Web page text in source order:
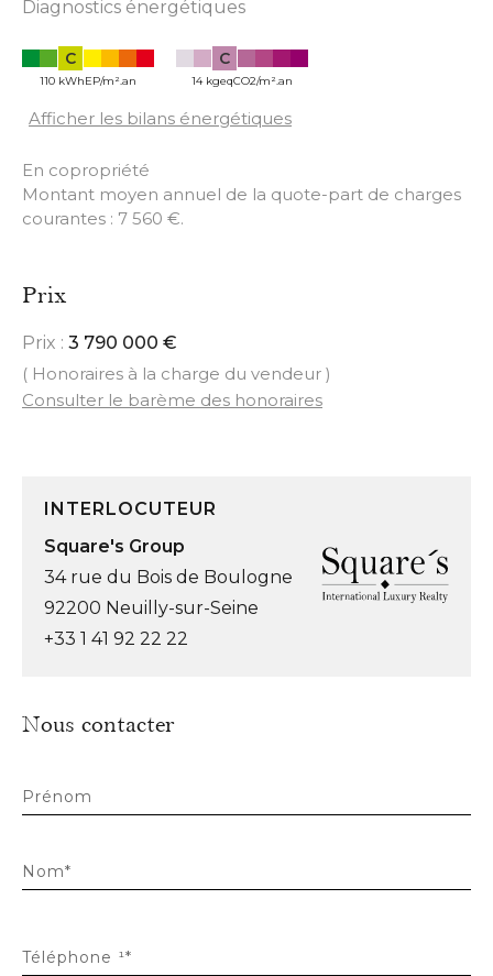
Diagnostics énergétiques
C
110 kWhEP/m².an
C
14 kgeqCO2/m².an
Afficher les bilans énergétiques
En copropriété
Montant moyen annuel de la quote-part de charges
courantes : 7 560 €.
Prix
Prix : 3 790 000 €
( Honoraires à la charge du vendeur )
Consulter le barème des honoraires
INTERLOCUTEUR
Square's Group
34 rue du Bois de Boulogne
92200 Neuilly-sur-Seine
+33 1 41 92 22 22
Nous contacter
Prénom
Nom*
Téléphone ¹*